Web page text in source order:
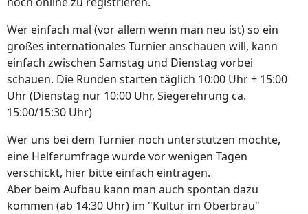
Wer einfach mal (vor allem wenn man neu ist) so ein
großes internationales Turnier anschauen will, kann
einfach zwischen Samstag und Dienstag vorbei
schauen. Die Runden starten täglich 10:00 Uhr + 15:00
Uhr (Dienstag nur 10:00 Uhr, Siegerehrung ca.
15:00/15:30 Uhr)
Wer uns bei dem Turnier noch unterstützen möchte,
eine Helferumfrage wurde vor wenigen Tagen
verschickt, hier bitte einfach eintragen.
Aber beim Aufbau kann man auch spontan dazu
kommen (ab 14:30 Uhr) im "Kultur im Oberbräu"